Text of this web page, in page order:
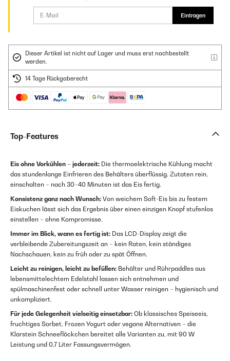
Eintragen
Dieser Artikel ist nicht auf Lager und muss erst nachbestellt
werden.
14 Tage Rückgaberecht
Top-Features
Eis ohne Vorkühlen – jederzeit: Die thermoelektrische Kühlung macht
das stundenlange Einfrieren des Behälters überflüssig. Zutaten rein,
einschalten – nach 30–40 Minuten ist das Eis fertig.
Konsistenz ganz nach Wunsch: Von weichem Soft-Eis bis zu festem
Eiskuchen lässt sich das Ergebnis über einen einzigen Knopf stufenlos
einstellen – ohne Kompromisse.
Immer im Blick, wann es fertig ist: Das LCD-Display zeigt die
verbleibende Zubereitungszeit an – kein Raten, kein ständiges
Nachschauen, kein zu früh oder zu spät Öffnen.
Leicht zu reinigen, leicht zu befüllen: Behälter und Rührpaddles aus
lebensmittelechtem Edelstahl lassen sich entnehmen und
spülmaschinenfest oder schnell unter Wasser reinigen – hygienisch und
unkompliziert.
Für jede Gelegenheit vielseitig einsetzbar: Ob klassisches Speiseeis,
fruchtiges Sorbet, Frozen Yogurt oder vegane Alternativen – die
Klarstein Schneeflöckchen bereitet alle Varianten zu, mit 90 W
Leistung und 0,7 Liter Fassungsvermögen.